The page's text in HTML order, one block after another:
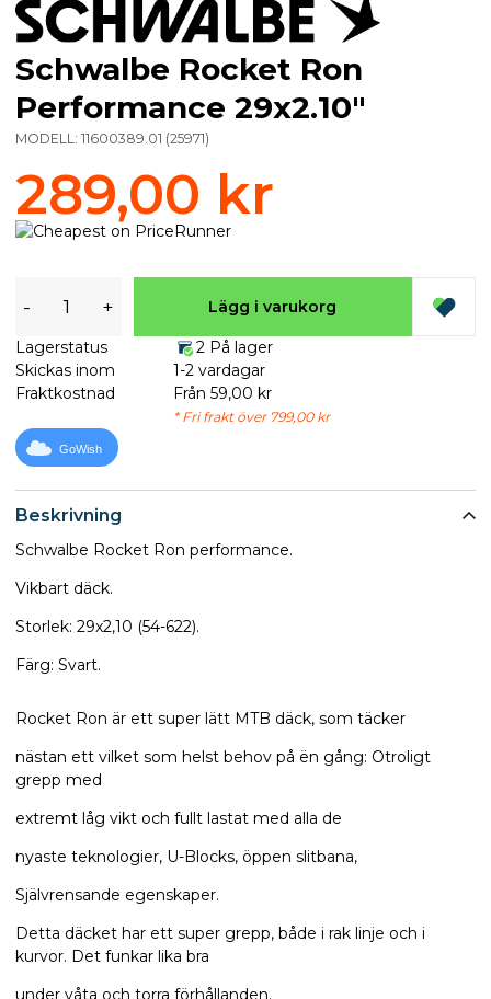
Beskrivning
Schwalbe Rocket Ron performance.
Vikbart däck.
Storlek: 29x2,10 (54-622).
Färg: Svart.
Rocket Ron är ett super lätt MTB däck, som täcker
nästan ett vilket som helst behov på ën gång: Otroligt
grepp med
extremt låg vikt och fullt lastat med alla de
nyaste teknologier, U-Blocks, öppen slitbana,
Självrensande egenskaper.
Detta däcket har ett super grepp, både i rak linje och i
kurvor. Det funkar lika bra
Schwalbe Rocket Ron
Performance 29x2.10"
MODELL: 11600389.01 (25971)
289,00 kr
- + Lägg i varukorg
Lagerstatus
2 På lager
Skickas inom
1-2 vardagar
Fraktkostnad
Från 59,00 kr
* Fri frakt över 799,00 kr
GoWish